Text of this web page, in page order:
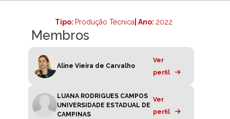
Tipo: Produção Técnica | Ano: 2022
Membros
Aline Vieira de Carvalho
Ver
perfil
LUANA RODRIGUES CAMPOS
UNIVERSIDADE ESTADUAL DE
CAMPINAS
Ver
perfil